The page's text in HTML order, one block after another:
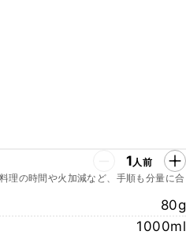
ていただいた手順や材料でご紹介
現したレシピも公開しております
いね。
c1c1733c-6a26-475d-8530-
1人前
理の時間や火加減など、手順も分量に合
80g
1000ml